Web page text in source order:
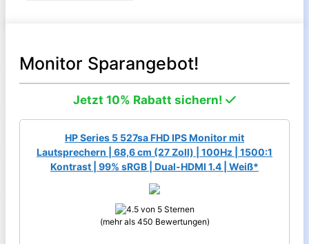
Monitor Sparangebot!
Jetzt 10% Rabatt sichern!
HP Series 5 527sa FHD IPS Monitor mit
Lautsprechern | 68,6 cm (27 Zoll) | 100Hz | 1500:1
Kontrast | 99% sRGB | Dual-HDMI 1.4 | Weiß*
(mehr als 450 Bewertungen)